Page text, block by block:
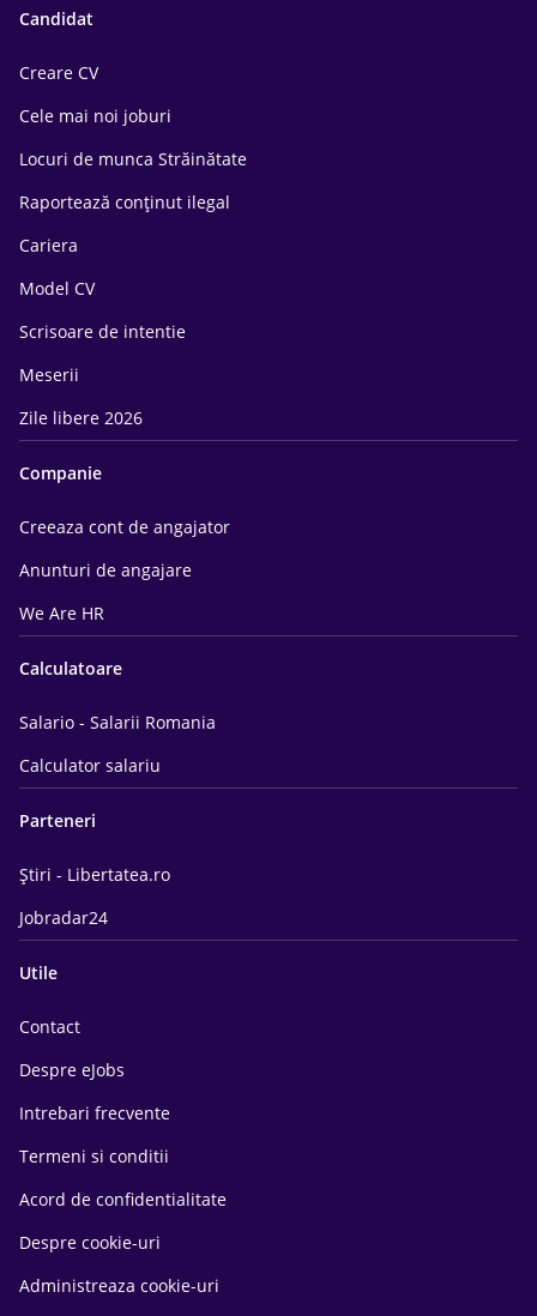
Candidat
Creare CV
Cele mai noi joburi
Locuri de munca Străinătate
Raportează conținut ilegal
Cariera
Model CV
Scrisoare de intentie
Meserii
Zile libere 2026
Companie
Creeaza cont de angajator
Anunturi de angajare
We Are HR
Calculatoare
Salario - Salarii Romania
Calculator salariu
Parteneri
Știri - Libertatea.ro
Jobradar24
Utile
Contact
Despre eJobs
Intrebari frecvente
Termeni si conditii
Acord de confidentialitate
Despre cookie-uri
Administreaza cookie-uri